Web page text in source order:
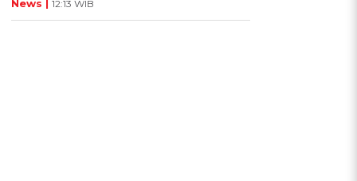
Istana Negara
News | 12:13 WIB